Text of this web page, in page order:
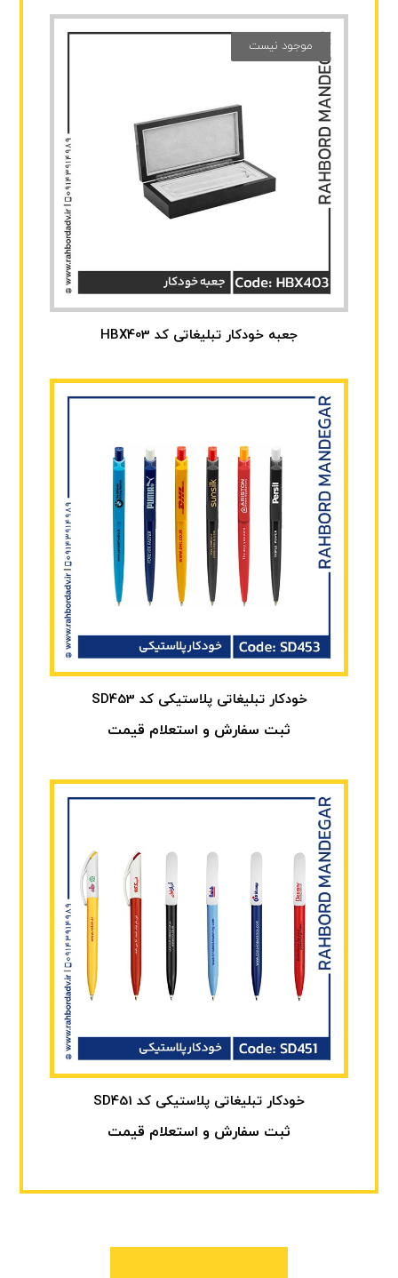
جعبه خودکار تبلیغاتی کد HBX403
موجود نیست
خودکار تبلیغاتی پلاستیکی کد SD453
ثبت سفارش و استعلام قیمت
خودکار تبلیغاتی پلاستیکی کد SD451
ثبت سفارش و استعلام قیمت